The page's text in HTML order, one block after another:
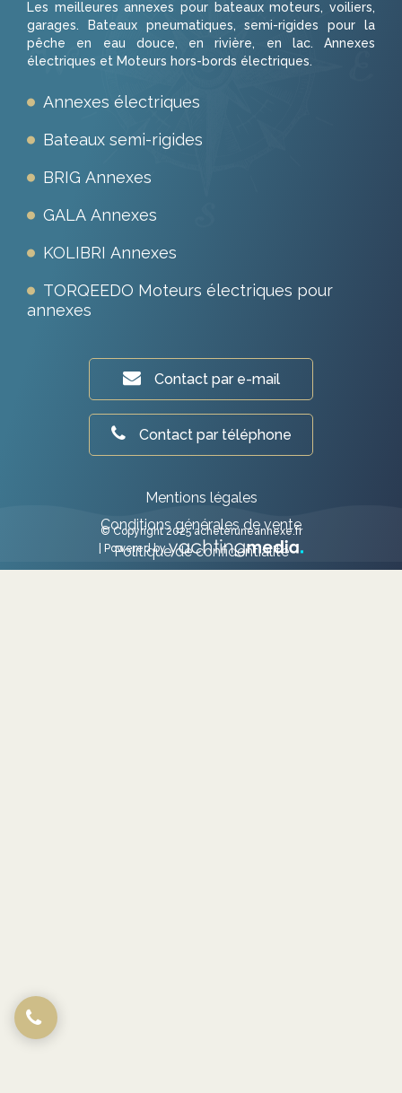
Les meilleures annexes pour bateaux moteurs, voiliers,
garages. Bateaux pneumatiques, semi-rigides pour la
pêche en eau douce, en rivière, en lac. Annexes
électriques et Moteurs hors-bords électriques.
Annexes électriques
Bateaux semi-rigides
BRIG Annexes
GALA Annexes
KOLIBRI Annexes
TORQEEDO Moteurs électriques pour
annexes
Contact par e-mail
Contact par téléphone
Mentions légales
Conditions générales de vente
Politique de confidentialité
© Copyright 2025 acheteruneannexe.fr
| Powered by